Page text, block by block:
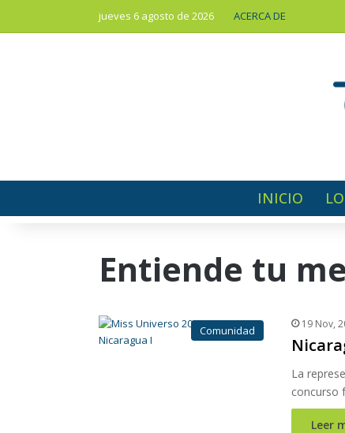
jueves 6 agosto de 2026 ACERCA DE
INICIO
Entiende tu
Comunidad 19 Nov,
La
concurso
Leer